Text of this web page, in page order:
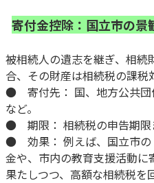
寄付金控除：国立市の景
被相続人の遺志を継ぎ、相
合、その財産は相続税の課税
● 寄付先： 国、地方公共団
など。
● 期限： 相続税の申告期限
● 効果： 例えば、国立市の
金や、市内の教育支援活動に
果たしつつ、高額な相続税を